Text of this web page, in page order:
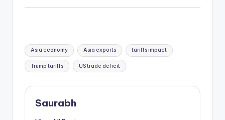
Tags:
Asia economy Asia exports tariffs impact
Trump tariffs US trade deficit
Saurabh